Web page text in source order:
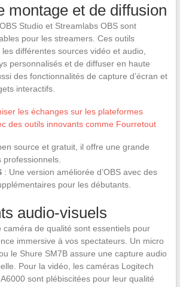
montage et de diffusion
Studio et Streamlabs OBS sont
pour les streamers. Ces outils
différentes sources vidéo et audio,
personnalisés et de diffuser en haute
des fonctionnalités de capture d’écran et
interactifs.
les échanges sur les plateformes
des outils innovants comme Fourretout
source et gratuit, il offre une grande
: Une version améliorée d’OBS avec des
pour les débutants.
audio-visuels
caméra de qualité sont essentiels pour
immersive à vos spectateurs. Un micro
le Shure SM7B assure une capture audio
Pour la vidéo, les caméras Logitech
sont plébiscitées pour leur qualité